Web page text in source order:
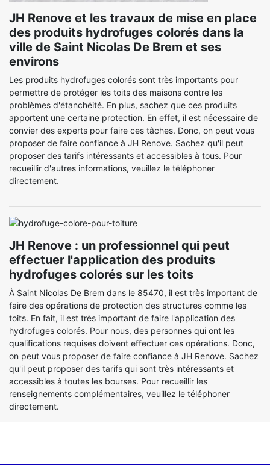
JH Renove et les travaux de mise en place
des produits hydrofuges colorés dans la
ville de Saint Nicolas De Brem et ses
environs
Les produits hydrofuges colorés sont très importants pour
permettre de protéger les toits des maisons contre les
problèmes d'étanchéité. En plus, sachez que ces produits
apportent une certaine protection. En effet, il est nécessaire de
convier des experts pour faire ces tâches. Donc, on peut vous
proposer de faire confiance à JH Renove. Sachez qu'il peut
proposer des tarifs intéressants et accessibles à tous. Pour
recueillir d'autres informations, veuillez le téléphoner
directement.
JH Renove : un professionnel qui peut
effectuer l'application des produits
hydrofuges colorés sur les toits
À Saint Nicolas De Brem dans le 85470, il est très important de
faire des opérations de protection des structures comme les
toits. En fait, il est très important de faire l'application des
hydrofuges colorés. Pour nous, des personnes qui ont les
qualifications requises doivent effectuer ces opérations. Donc,
on peut vous proposer de faire confiance à JH Renove. Sachez
qu'il peut proposer des tarifs qui sont très intéressants et
accessibles à toutes les bourses. Pour recueillir les
renseignements complémentaires, veuillez le téléphoner
directement.